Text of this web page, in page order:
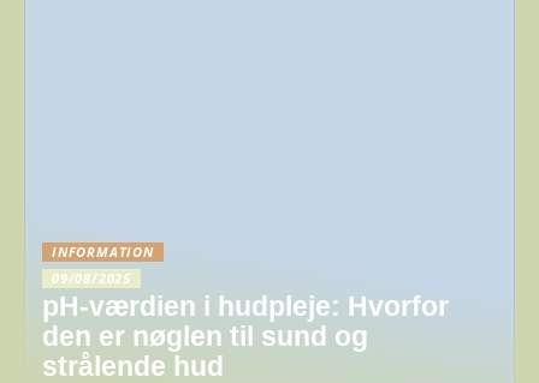
INFORMATION
09/08/2025
pH-værdien i hudpleje: Hvorfor
den er nøglen til sund og
strålende hud